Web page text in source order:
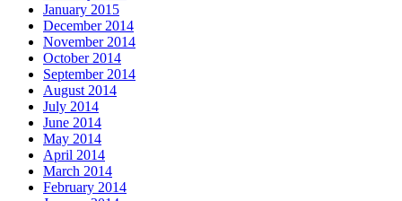
January 2015
December 2014
November 2014
October 2014
September 2014
August 2014
July 2014
June 2014
May 2014
April 2014
March 2014
February 2014